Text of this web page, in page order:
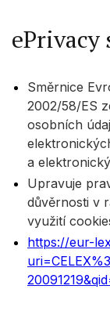
ePrivacy
Směrnice
2002/58/ES
osobních
a
Upravuje
důvěrnosti v
využití
https://eur-